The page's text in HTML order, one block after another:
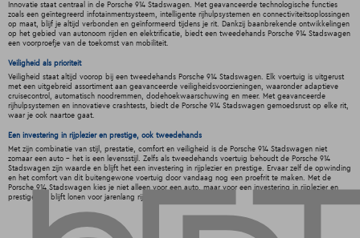
Innovatie staat centraal in de Porsche 914 Stadswagen. Met geavanceerde technologische functies
zoals een geïntegreerd infotainmentsysteem, intelligente rijhulpsystemen en connectiviteitsoplossingen
op maat, blijf je altijd verbonden en geïnformeerd tijdens je rit. Dankzij baanbrekende ontwikkelingen
op het gebied van autonoom rijden en elektrificatie, biedt een tweedehands Porsche 914 Stadswagen
een voorproefje van de toekomst van mobiliteit.
Veiligheid als prioriteit
Veiligheid staat altijd voorop bij een tweedehands Porsche 914 Stadswagen. Elk voertuig is uitgerust
met een uitgebreid assortiment aan geavanceerde veiligheidsvoorzieningen, waaronder adaptieve
cruisecontrol, automatisch noodremmen, dodehoekwaarschuwing en meer. Met geavanceerde
rijhulpsystemen en innovatieve crashtests, biedt de Porsche 914 Stadswagen gemoedsrust op elke rit,
waar je ook naartoe gaat.
Een investering in rijplezier en prestige, ook tweedehands
Met zijn combinatie van stijl, prestatie, comfort en veiligheid is de Porsche 914 Stadswagen niet
zomaar een auto - het is een levensstijl. Zelfs als tweedehands voertuig behoudt de Porsche 914
Stadswagen zijn waarde en blijft het een investering in rijplezier en prestige. Ervaar zelf de opwinding
en het comfort van dit buitengewone voertuig door vandaag nog een proefrit te maken. Met de
Porsche 914 Stadswagen kies je niet alleen voor een auto, maar voor een investering in rijplezier en
prestige die blijft lonen voor jarenlang rijplezier.